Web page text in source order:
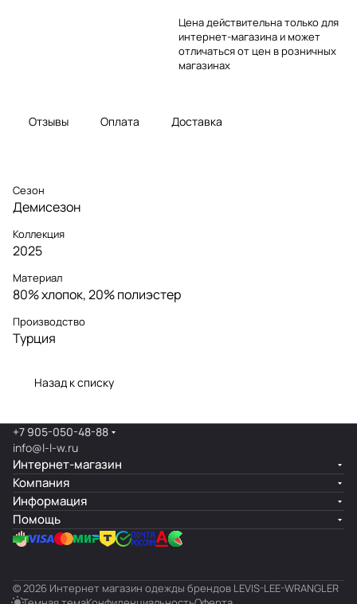
Цена действительна только для
интернет-магазина и может
отличаться от цен в розничных
магазинах
Отзывы Оплата Доставка
Сезон
Демисезон
Коллекция
2025
Материал
80% хлопок, 20% полиэстер
Производство
Турция
Назад к списку
+7 905-050-48-88
info@l-l-w.ru
Интернет-магазин
Компания
Информация
Помощь
© 2026 Интернет магазин одежды брендов LEVIS-LEE-WRANGLER